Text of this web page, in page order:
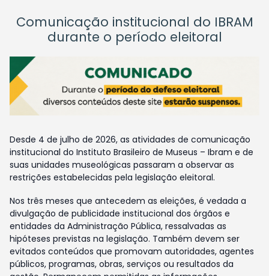
Comunicação institucional do IBRAM
durante o período eleitoral
Desde 4 de julho de 2026, as atividades de comunicação
institucional do Instituto Brasileiro de Museus – Ibram e de
suas unidades museológicas passaram a observar as
restrições estabelecidas pela legislação eleitoral.
Nos três meses que antecedem as eleições, é vedada a
divulgação de publicidade institucional dos órgãos e
entidades da Administração Pública, ressalvadas as
hipóteses previstas na legislação. Também devem ser
evitados conteúdos que promovam autoridades, agentes
públicos, programas, obras, serviços ou resultados da